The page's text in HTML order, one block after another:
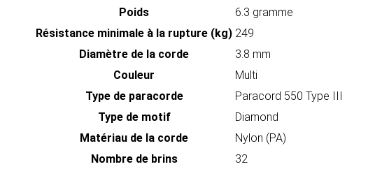
Poids
6.3 gramme
Résistance minimale à la rupture (kg) 249
Diamètre de la corde
3.8 mm
Couleur
Multi
Type de paracorde
Paracord 550 Type III
Type de motif
Diamond
Matériau de la corde
Nylon (PA)
Nombre de brins
32